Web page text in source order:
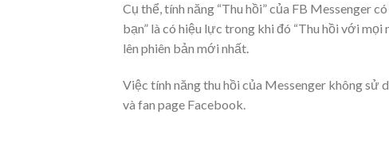
Cụ thể, tính năng “Thu hồi” của FB Messenger
bạn” là có hiệu lực trong khi đó “Thu hồi với
lên phiên bản mới nhất.
Việc tính năng thu hồi của Messenger không sử
và fan page Facebook.